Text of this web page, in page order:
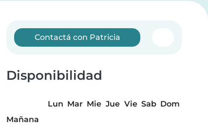
Contactá con Patricia
Disponibilidad
Lun Mar Mie Jue Vie Sab Dom
Mañana